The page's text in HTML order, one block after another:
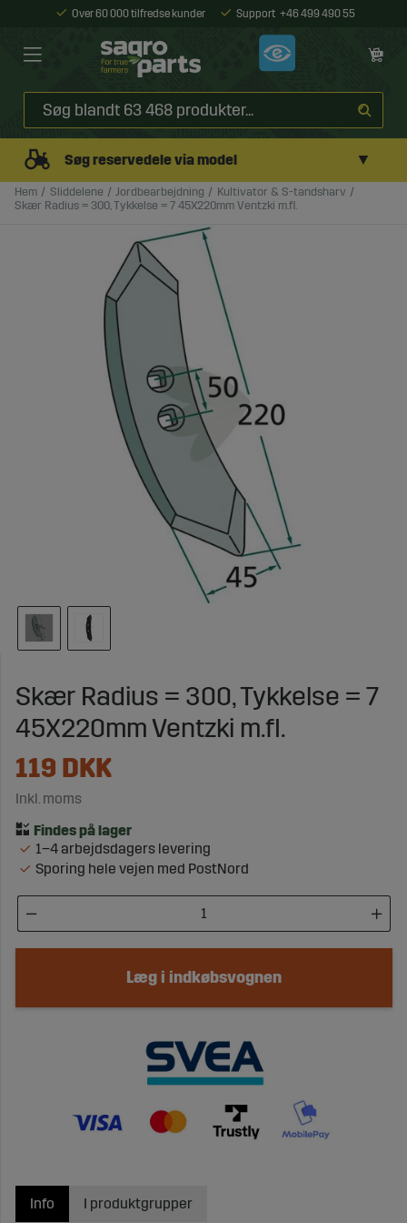
Over 60 000 tilfredse kunder Support +46 499 490 55
Søg reservedele via model ▼
Hem Sliddelene Jordbearbejdning
Kultivator & S-tandsharv
Skær Radius = 300, Tykkelse = 7 45X220mm Ventzki m.fl.
Skær Radius = 300, Tykkelse = 7
45X220mm Ventzki m.fl.
119 DKK
Inkl. moms
1–4 arbejdsdagers levering
Sporing hele vejen med PostNord
Læg i indkøbsvognen
Info I produktgrupper